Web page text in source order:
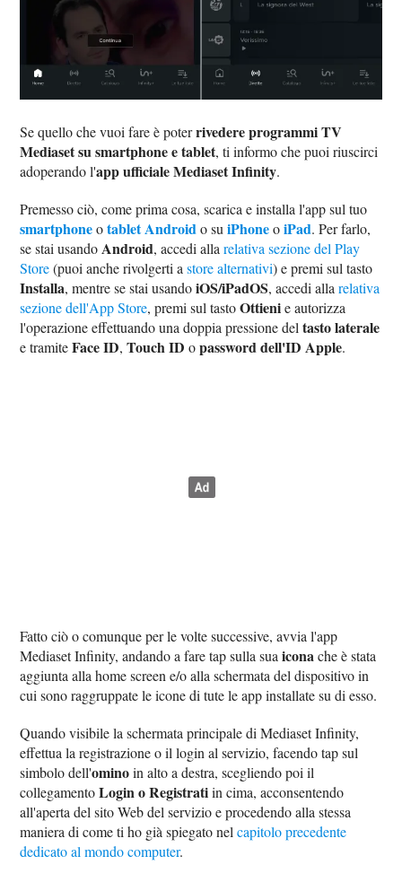
Se quello che vuoi fare è poterrivedere programmi TV
Mediaset su smartphone e tablet, ti informo che puoi riuscirci
adoperando l'app ufficiale Mediaset Infinity.
Premesso ciò, come prima cosa, scarica e installa l'app sul tuo
smartphoneotablet Androido suiPhoneoiPad. Per farlo,
se stai usando Android, accedi allarelativa sezione del Play
Store(puoi anche rivolgerti astore alternativi) e premi sul tasto
Installa, mentre se stai usandoiOS/iPadOS, accedi allarelativa
sezione dell'App Store, premi sul tastoOttienie autorizza
l'operazione effettuando una doppia pressione deltasto laterale
e tramiteFace ID,Touch ID opassword dell'ID Apple.
Fatto ciò o comunque per le volte successive, avvia l'app
Mediaset Infinity, andando a fare tap sulla suaiconache è stata
aggiunta alla home screen e/o alla schermata del dispositivo in
cui sono raggruppate le icone di tute le app installate su di esso.
Quando visibile la schermata principale di Mediaset Infinity,
effettua la registrazione o il login al servizio, facendo tap sul
simbolo dell'ominoin alto a destra, scegliendo poi il
collegamentoLogin o Registratiin cima, acconsentendo
all'aperta del sito Web del servizio e procedendo alla stessa
maniera di come ti ho già spiegato nelcapitolo precedente
dedicato al mondo computer.